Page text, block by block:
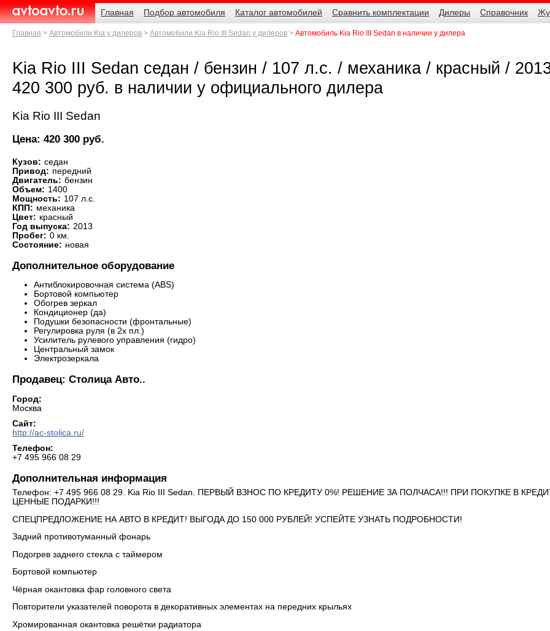
AvtoAvto.ru
Навигация
Главная
Подбор автомобиля Каталог автомобилей Сравнить комплектации Дилеры Справочник
Родительские
страницы
Главная Автомобили Kia у дилеров Автомобили Kia Rio III Sedan у дилеров Автомобиль Kia Rio III Sedan в наличии у дилера
Kia Rio III Sedan седан / бензин / 107 л.с. / механика / красный /
420 300 руб. в наличии у официального дилера
Kia Rio III Sedan
Цена: 420 300 руб.
Кузов: седан
Привод: передний
Двигатель: бензин
Объем: 1400
Мощность: 107 л.с.
КПП: механика
Цвет: красный
Год выпуска: 2013
Пробег: 0 км.
Состояние: новая
Дополнительное оборудование
Антиблокировочная система (ABS)
Бортовой компьютер
Обогрев зеркал
Кондиционер (да)
Подушки безопасности (фронтальные)
Регулировка руля (в 2х пл.)
Усилитель рулевого управления (гидро)
Центральный замок
Электрозеркала
Продавец: Столица Авто..
Город:
Москва
Сайт:
http://ac-stolica.ru/
Телефон:
+7 495 966 08 29
Дополнительная информация
Телефон: +7 495 966 08 29. Kia Rio III Sedan. ПЕРВЫЙ ВЗНОС ПО КРЕДИТУ 0%! РЕШЕНИЕ ЗА ПОЛЧАСА!!! ПРИ ПОКУПКЕ В
ЦЕННЫЕ ПОДАРКИ!!!
СПЕЦПРЕДЛОЖЕНИЕ НА АВТО В КРЕДИТ! ВЫГОДА ДО 150 000 РУБЛЕЙ! УСПЕЙТЕ УЗНАТЬ ПОДРОБНОСТИ!
Задний противотуманный фонарь
Подогрев заднего стекла с таймером
Бортовой компьютер
Чёрная окантовка фар головного света
Повторители указателей поворота в декоративных элементах на передних крыльях
Хромированная окантовка решётки радиатора